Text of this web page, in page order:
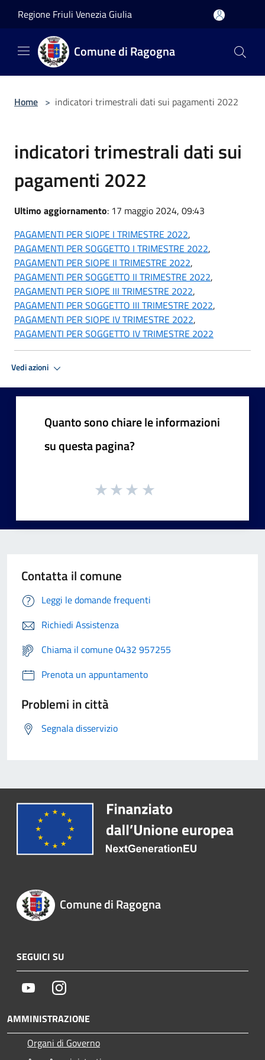
Regione Friuli Venezia Giulia
Comune di Ragogna
Home > indicatori trimestrali dati sui pagamenti 2022
indicatori trimestrali dati sui
pagamenti 2022
Ultimo aggiornamento: 17 maggio 2024, 09:43
PAGAMENTI PER SIOPE I TRIMESTRE 2022,
PAGAMENTI PER SOGGETTO I TRIMESTRE 2022,
PAGAMENTI PER SIOPE II TRIMESTRE 2022,
PAGAMENTI PER SOGGETTO II TRIMESTRE 2022,
PAGAMENTI PER SIOPE III TRIMESTRE 2022,
PAGAMENTI PER SOGGETTO III TRIMESTRE 2022,
PAGAMENTI PER SIOPE IV TRIMESTRE 2022,
PAGAMENTI PER SOGGETTO IV TRIMESTRE 2022
Vedi azioni
Quanto sono chiare le informazioni
su questa pagina?
Contatta il comune
Leggi le domande frequenti
Richiedi Assistenza
Chiama il comune 0432 957255
Prenota un appuntamento
Problemi in città
Segnala disservizio
Comune di Ragogna
SEGUICI SU
YoutubeInstagram
AMMINISTRAZIONE
Organi di Governo